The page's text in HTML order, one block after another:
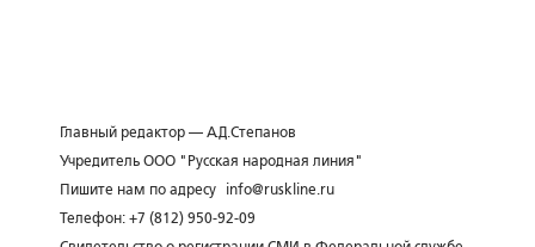
Главный редактор — А.Д.Степанов
Учредитель ООО "Русская народная линия"
Пишите нам по адресу
info@ruskline.ru
Телефон: +7 (812) 950-92-09